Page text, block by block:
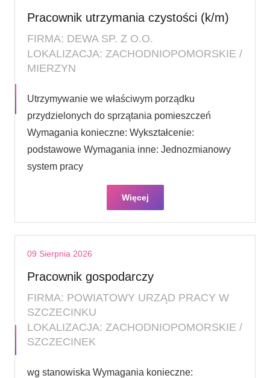
Pracownik utrzymania czystości (k/m)
FIRMA: DEWA SP. Z O.O.
LOKALIZACJA: ZACHODNIOPOMORSKIE /
MIERZYN
Utrzymywanie we właściwym porządku
przydzielonych do sprzątania pomieszczeń
Wymagania konieczne: Wykształcenie:
podstawowe Wymagania inne: Jednozmianowy
system pracy
Więcej
09 Sierpnia 2026
Pracownik gospodarczy
FIRMA: POWIATOWY URZĄD PRACY W
SZCZECINKU
LOKALIZACJA: ZACHODNIOPOMORSKIE /
SZCZECINEK
wg stanowiska Wymagania konieczne: